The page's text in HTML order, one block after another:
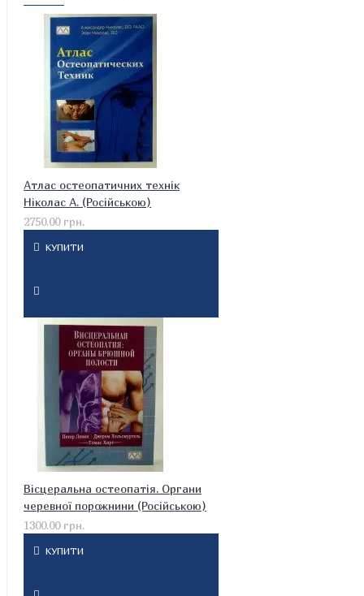
Атлас остеопатичних технік
Ніколас А. (Російською)
2750.00 грн.
КУПИТИ
Вісцеральна остеопатія. Органи
черевної порожнини (Російською)
1300.00 грн.
КУПИТИ